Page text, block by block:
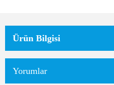
Ürün Bilgisi
Yorumlar